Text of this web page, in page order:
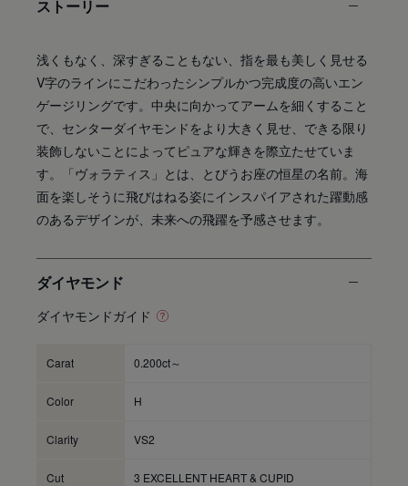
ストーリー
浅くもなく、深すぎることもない、指を最も美しく見せる
V字のラインにこだわったシンプルかつ完成度の高いエン
ゲージリングです。中央に向かってアームを細くすること
で、センターダイヤモンドをより大きく見せ、できる限り
装飾しないことによってピュアな輝きを際立たせていま
す。「ヴォラティス」とは、とびうお座の恒星の名前。海
面を楽しそうに飛びはねる姿にインスパイアされた躍動感
のあるデザインが、未来への飛躍を予感させます。
ダイヤモンド
ダイヤモンドガイド
Carat 0.200ct～
Color H
Clarity VS2
Cut 3 EXCELLENT HEART & CUPID